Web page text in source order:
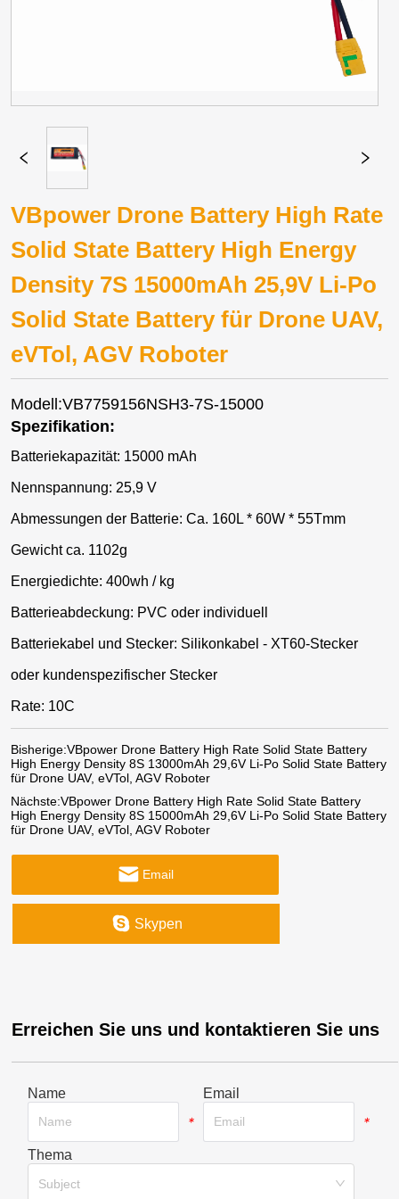
VBpower Drone Battery High Rate
Solid State Battery High Energy
Density 7S 15000mAh 25,9V Li-Po
Solid State Battery für Drone UAV,
eVTol, AGV Roboter
Modell:VB7759156NSH3-7S-15000
Spezifikation:
Batteriekapazität: 15000 mAh
Nennspannung: 25,9 V
Abmessungen der Batterie: Ca. 160L * 60W * 55Tmm
Gewicht ca. 1102g
Energiedichte: 400wh / kg
Batterieabdeckung: PVC oder individuell
Batteriekabel und Stecker: Silikonkabel - XT60-Stecker
oder kundenspezifischer Stecker
Rate: 10C
Bisherige:VBpower Drone Battery High Rate Solid State Battery
High Energy Density 8S 13000mAh 29,6V Li-Po Solid State Battery
für Drone UAV, eVTol, AGV Roboter
Nächste:VBpower Drone Battery High Rate Solid State Battery
High Energy Density 8S 15000mAh 29,6V Li-Po Solid State Battery
für Drone UAV, eVTol, AGV Roboter
Email
Skypen
Erreichen Sie uns und kontaktieren Sie uns
Name
*
Email
*
Thema
Subject